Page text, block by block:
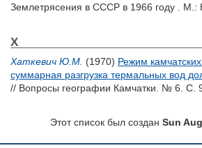
Землетрясения в СССР в 1966 году . М.:
Х
Хаткевич Ю.М. (1970) Режим
суммарная разгрузка термальных вод
// Вопросы географии Камчатки. № 6. С.
Этот список был создан Sun